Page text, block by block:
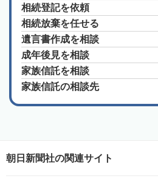
相続登記を依頼
相続放棄を任せる
遺言書作成を相談
成年後見を相談
家族信託を相談
家族信託の相談先
朝日新聞社の関連サイト